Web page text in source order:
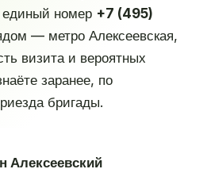
единый номер +7 (495)
— метро Алексеевская,
визита и вероятных
заранее, по
бригады.
Алексеевский